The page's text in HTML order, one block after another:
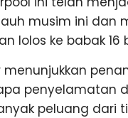
musim ini dan
lolos ke babak 16
menunjukkan
penyelamatan
peluang dari